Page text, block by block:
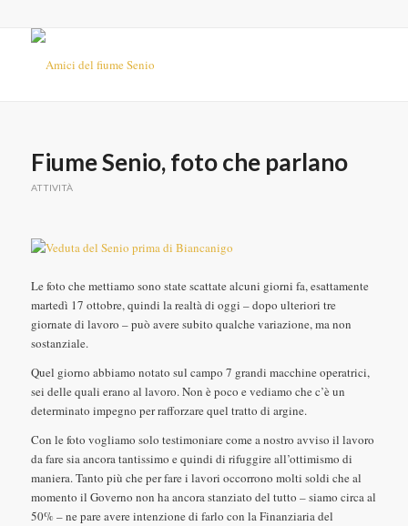
Fiume Senio, foto che parlano
ATTIVITÀ
Le foto che mettiamo sono state scattate alcuni giorni fa, esattamente
martedì 17 ottobre, quindi la realtà di oggi – dopo ulteriori tre
giornate di lavoro – può avere subito qualche variazione, ma non
sostanziale.
Quel giorno abbiamo notato sul campo 7 grandi macchine operatrici,
sei delle quali erano al lavoro. Non è poco e vediamo che c’è un
determinato impegno per rafforzare quel tratto di argine.
Con le foto vogliamo solo testimoniare come a nostro avviso il lavoro
da fare sia ancora tantissimo e quindi di rifuggire all’ottimismo di
maniera. Tanto più che per fare i lavori occorrono molti soldi che al
momento il Governo non ha ancora stanziato del tutto – siamo circa al
50% – ne pare avere intenzione di farlo con la Finanziaria del